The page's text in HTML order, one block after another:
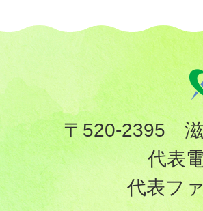
〒520-2395 滋
代表
代表フ